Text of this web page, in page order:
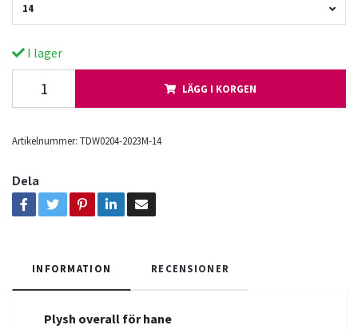
14
I lager
LÄGG I KORGEN
Artikelnummer: TDW0204-2023M-14
Dela
INFORMATION RECENSIONER
Plysh overall för hane